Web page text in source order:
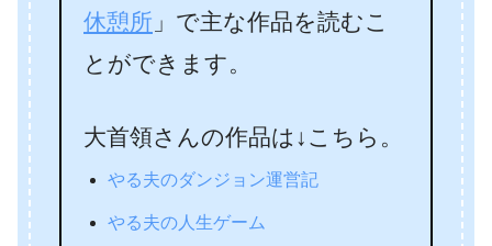
休憩所 」で主な作品を読むこ
とができます。
大首領さんの作品は↓こちら。
やる夫のダンジョン運営記
やる夫の人生ゲーム